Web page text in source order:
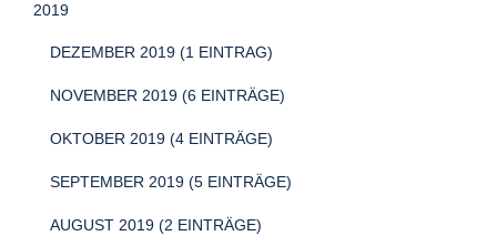
2019
DEZEMBER 2019 (1 EINTRAG)
NOVEMBER 2019 (6 EINTRÄGE)
OKTOBER 2019 (4 EINTRÄGE)
SEPTEMBER 2019 (5 EINTRÄGE)
AUGUST 2019 (2 EINTRÄGE)